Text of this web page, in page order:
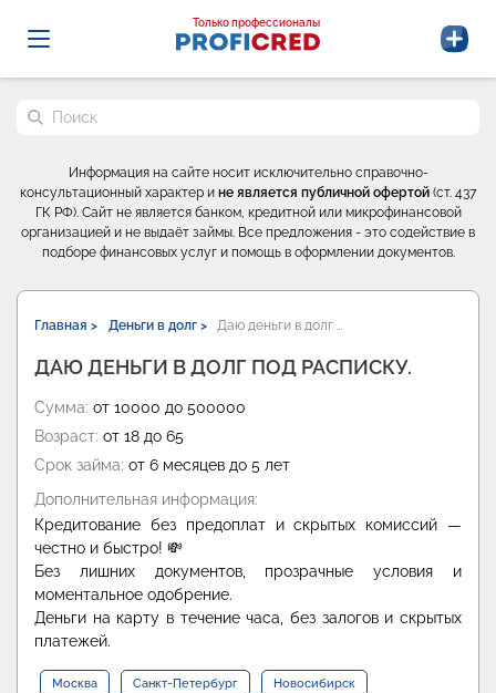
Probrokery - Только профессионалы
Только профессионалы
Поиск по сайту
Информация на сайте носит исключительно справочно-
консультационный характер и не является публичной офертой (ст. 437
ГК РФ). Сайт не является банком, кредитной или микрофинансовой
организацией и не выдаёт займы. Все предложения - это содействие в
подборе финансовых услуг и помощь в оформлении документов.
Главная > Деньги в долг > Даю деньги в долг …
ДАЮ ДЕНЬГИ В ДОЛГ ПОД РАСПИСКУ.
Сумма: от 10000 до 500000
Возраст: от 18 до 65
Срок займа: от 6 месяцев до 5 лет
Дополнительная информация:
Кредитование без предоплат и скрытых комиссий —
честно и быстро! 💸
Без лишних документов, прозрачные условия и
моментальное одобрение.
Деньги на карту в течение часа, без залогов и скрытых
платежей.
Москва Санкт-Петербург Новосибирск